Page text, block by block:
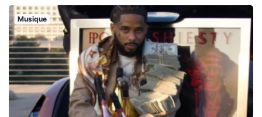
Musique